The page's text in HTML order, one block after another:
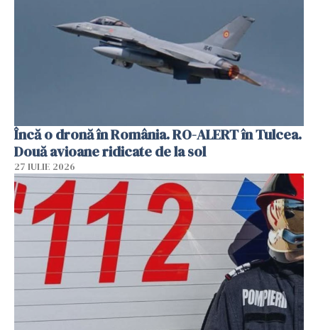
Încă o dronă în România. RO-ALERT în Tulcea.
Două avioane ridicate de la sol
27 IULIE 2026